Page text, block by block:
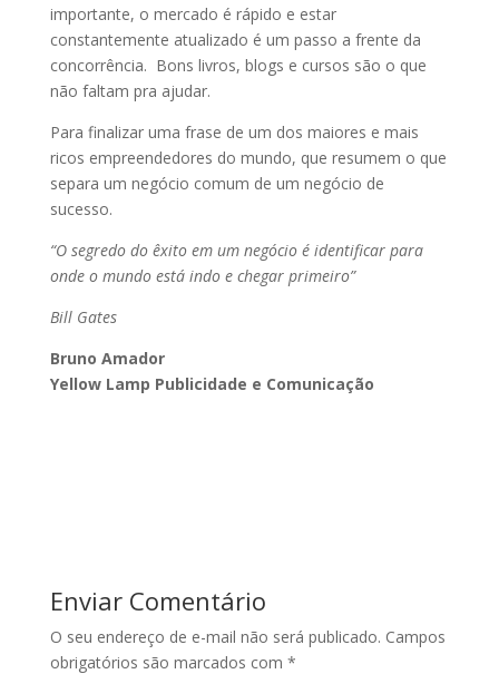
importante, o mercado é rápido e estar
constantemente atualizado é um passo a frente da
concorrência. Bons livros, blogs e cursos são o que
não faltam pra ajudar.
Para finalizar uma frase de um dos maiores e mais
ricos empreendedores do mundo, que resumem o que
separa um negócio comum de um negócio de
sucesso.
“O segredo do êxito em um negócio é identificar para
onde o mundo está indo e chegar primeiro”
Bill Gates
Bruno Amador
Yellow Lamp Publicidade e Comunicação
Enviar Comentário
O seu endereço de e-mail não será publicado. Campos
obrigatórios são marcados com *